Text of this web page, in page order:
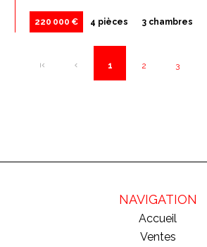
220 000 € 4 pièces 3 chambres
1 2 3
NAVIGATION
Accueil
Ventes